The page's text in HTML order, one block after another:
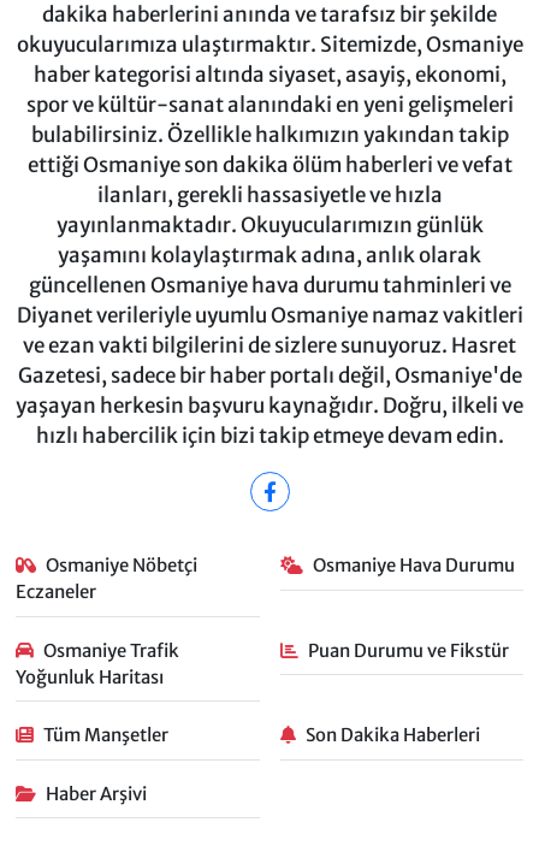
dakika haberlerini anında ve tarafsız bir şekilde
okuyucularımıza ulaştırmaktır. Sitemizde, Osmaniye
haber kategorisi altında siyaset, asayiş, ekonomi,
spor ve kültür-sanat alanındaki en yeni gelişmeleri
bulabilirsiniz. Özellikle halkımızın yakından takip
ettiği Osmaniye son dakika ölüm haberleri ve vefat
ilanları, gerekli hassasiyetle ve hızla
yayınlanmaktadır. Okuyucularımızın günlük
yaşamını kolaylaştırmak adına, anlık olarak
güncellenen Osmaniye hava durumu tahminleri ve
Diyanet verileriyle uyumlu Osmaniye namaz vakitleri
ve ezan vakti bilgilerini de sizlere sunuyoruz. Hasret
Gazetesi, sadece bir haber portalı değil, Osmaniye'de
yaşayan herkesin başvuru kaynağıdır. Doğru, ilkeli ve
hızlı habercilik için bizi takip etmeye devam edin.
Osmaniye Nöbetçi
Eczaneler
Osmaniye Hava Durumu
Osmaniye Trafik
Yoğunluk Haritası
Puan Durumu ve Fikstür
Tüm Manşetler Son Dakika Haberleri
Haber Arşivi